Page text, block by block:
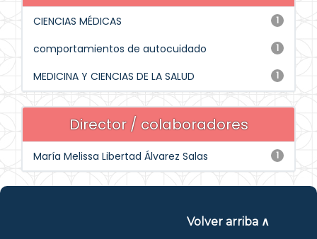
1
CIENCIAS MÉDICAS
1
comportamientos de autocuidado
1
MEDICINA Y CIENCIAS DE LA SALUD
Director / colaboradores
1
María Melissa Libertad Álvarez Salas
Volver arriba ∧